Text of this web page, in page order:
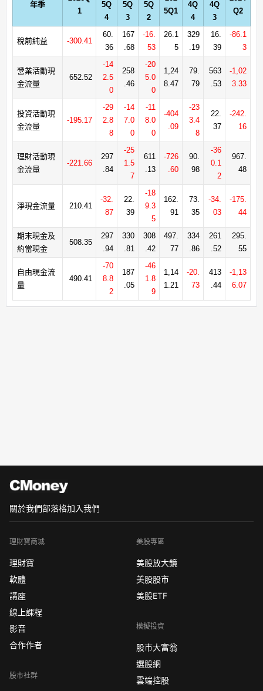
年季
1
5Q
4
5Q
3
5Q
2
5Q1
4Q
4
4Q
3
Q2
稅前純益 -300.41
60.
36
167
.68
-16.
53
26.1
5
329
.19
16.
39
-86.1
3
營業活動現
金流量
652.52
-14
2.5
0
258
.46
-20
5.0
0
1,24
8.47
79.
79
563
.53
-1,02
3.33
投資活動現
金流量
-195.17
-29
2.8
8
-14
7.0
0
-11
8.0
0
-404
.09
-23
3.4
8
22.
37
-242.
16
理財活動現
金流量
-221.66
297
.84
-25
1.5
7
611
.13
-726
.60
90.
98
-36
0.1
2
967.
48
淨現金流量 210.41
-32.
87
22.
39
-18
9.3
5
162.
91
73.
35
-34.
03
-175.
44
期末現金及
約當現金
508.35
297
.94
330
.81
308
.42
497.
77
334
.86
261
.52
295.
55
自由現金流
量
490.41
-70
8.8
2
187
.05
-46
1.8
9
1,14
1.21
-20.
73
413
.44
-1,13
6.07
關於我們部落格加入我們
理財寶商城
理財寶
軟體
講座
線上課程
影音
合作作者
股市社群
美股專區
美股放大鏡
美股股市
美股ETF
模擬投資
股市大富翁
選股網
雲端控股